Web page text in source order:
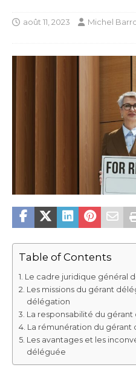
août 11, 2023 Michel
Table of Contents
Le cadre juridique général
Les missions du gérant
délégation
La responsabilité du
La rémunération du gérant
Les avantages et les
déléguée